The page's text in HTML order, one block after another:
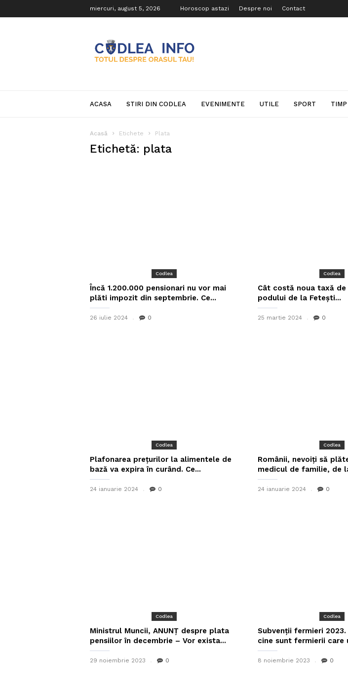
miercuri, august 5, 2026 Horoscop astazi Despre noi Contact
Info
ACASA STIRI DIN CODLEA EVENIMENTE UTILE SPORT
Acasă Etichete Plata
Etichetă: plata
Codlea
Încă 1.200.000 pensionari nu vor mai
plăti impozit din septembrie. Ce...
26 iulie 2024 0
Codlea
Cât costă noua taxă
podului de la Fetești...
25 martie 2024 0
Codlea
Plafonarea prețurilor la alimentele de
bază va expira în curând. Ce...
24 ianuarie 2024 0
Codlea
Românii, nevoiți să
medicul de familie, de
24 ianuarie 2024 0
Codlea
Ministrul Muncii, ANUNȚ despre plata
pensiilor în decembrie – Vor exista...
29 noiembrie 2023 0
Codlea
Subvenții fermieri 2023.
cine sunt fermierii care
8 noiembrie 2023 0